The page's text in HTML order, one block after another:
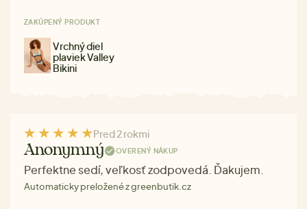
ZAKÚPENÝ PRODUKT
Vrchný diel
plaviek Valley
Bikini
Pred 2 rokmi
Anonymný OVERENÝ NÁKUP
Perfektne sedí, veľkosť zodpovedá. Ďakujem.
Automaticky preložené z greenbutik.cz